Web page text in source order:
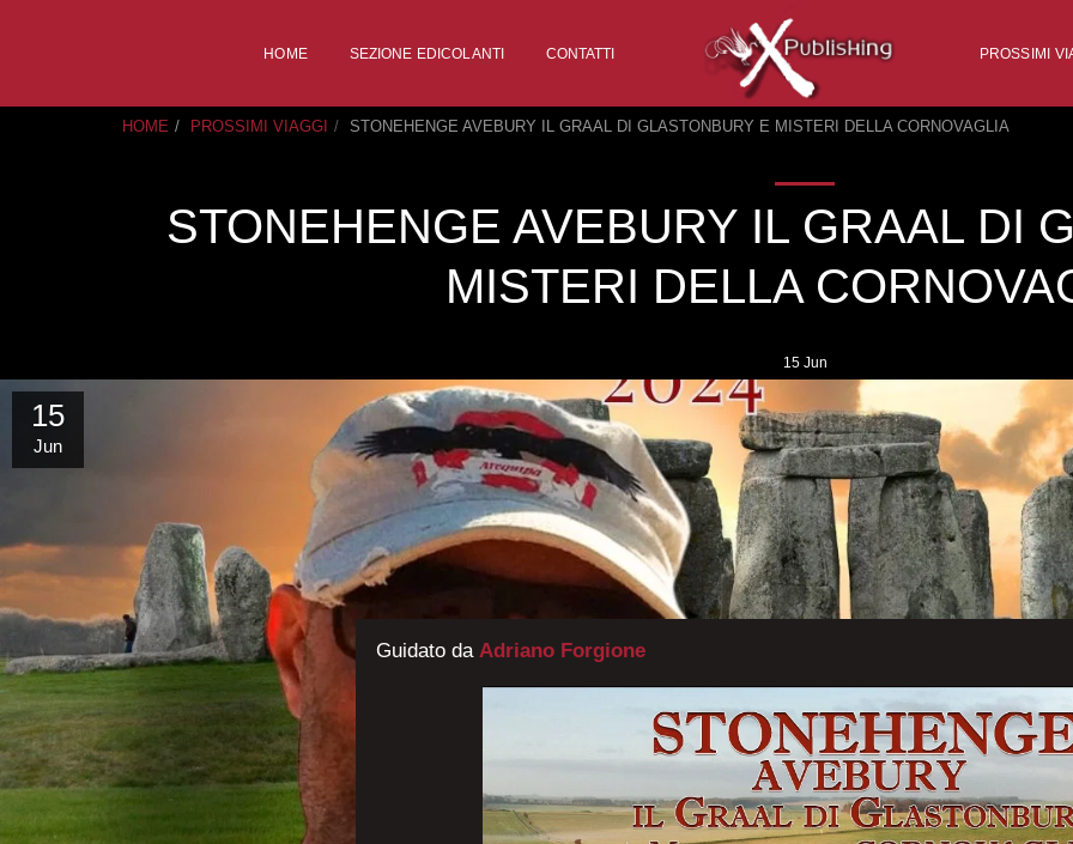
HOME SEZIONE EDICOLANTI CONTATTI PROSSIMI
HOME PROSSIMI VIAGGI STONEHENGE AVEBURY IL GRAAL DI GLASTONBURY E MISTERI DELLA CORNOVAGLIA
STONEHENGE AVEBURY IL GRAAL DI
MISTERI DELLA
15 Jun
15
Jun
Guidato da Adriano Forgione